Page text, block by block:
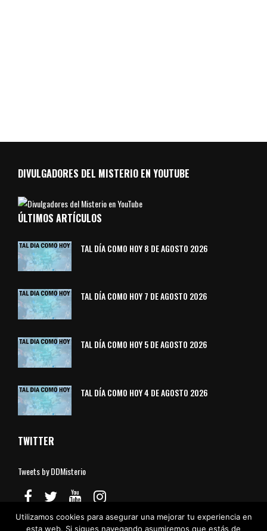
DIVULGADORES DEL MISTERIO EN YOUTUBE
ÚLTIMOS ARTÍCULOS
TAL DÍA COMO HOY 8 DE AGOSTO 2026
TAL DÍA COMO HOY 7 DE AGOSTO 2026
TAL DÍA COMO HOY 5 DE AGOSTO 2026
TAL DÍA COMO HOY 4 DE AGOSTO 2026
TWITTER
Tweets by DDMisterio
Utilizamos cookies para asegurar una mejorar tu experiencia en
esta web. Si sigues navegando asumiremos que estás de